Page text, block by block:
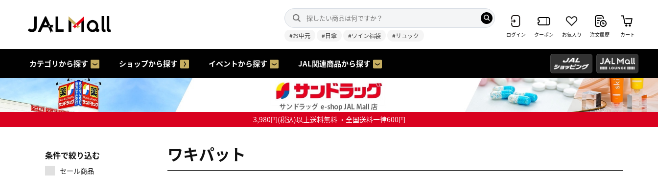
#お中元 #日傘 #ワイン福袋 #リュック ログイン クーポン お気入り 注文履歴 カート
カテゴリから探す ショップから探す イベントから探す JAL関連商品から探す
3,980円(税込)以上送料無料 ・全国送料一律600円
条件で絞り込む
セール商品
ワキパット